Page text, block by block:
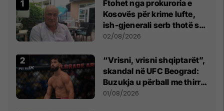
Ftohet nga prokuroria e
Kosovës për krime lufte,
ish-gjenerali serb thotë se
dikush e tradhtoi në
02/08/2026
“Vrisni, vrisni shqiptarët”,
skandal në UFC Beograd:
Buzukja u përball me thirrje
anti-shqiptare nga
01/08/2026